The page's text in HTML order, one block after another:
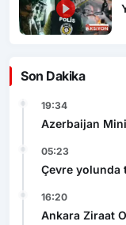
Son Dakika
19:34
Azerbaijan
05:23
Çevre yolunda
16:20
Ankara Ziraat